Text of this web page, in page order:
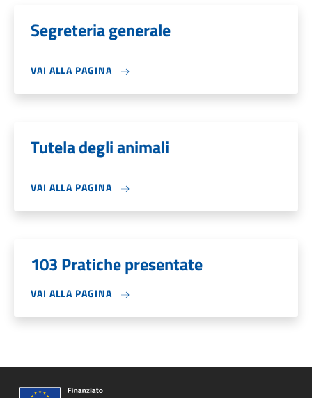
Segreteria generale
VAI ALLA PAGINA
Tutela degli animali
VAI ALLA PAGINA
103 Pratiche presentate
VAI ALLA PAGINA